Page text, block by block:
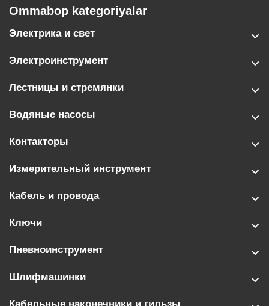
Ommabop kategoriyalar
Электрика и свет
Электроинструмент
Лестницы и стремянки
Водяные насосы
Контакторы
Измерительный инструмент
Кабель и провода
Ключи
Пневноинструмент
Шлифмашинки